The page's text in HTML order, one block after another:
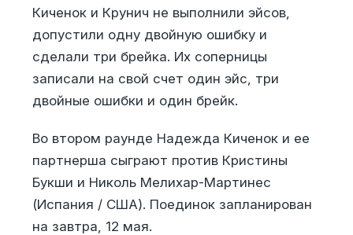
Киченок и Крунич не выполнили эйсов,
допустили одну двойную ошибку и
сделали три брейка. Их соперницы
записали на свой счет один эйс, три
двойные ошибки и один брейк.
Во втором раунде Надежда Киченок и ее
партнерша сыграют против Кристины
Букши и Николь Мелихар-Мартинес
(Испания / США). Поединок запланирован
на завтра, 12 мая.